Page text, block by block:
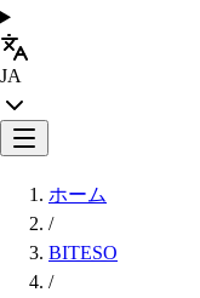
JA
ホーム
/
BITESO
/